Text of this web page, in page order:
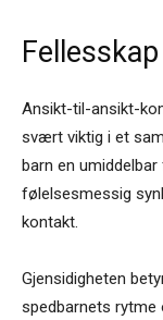
Fellesskap
Ansikt-til-ansikt-
svært viktig i et
barn en
følelsesmessig
kontakt.
Gjensidigheten
spedbarnets rytme